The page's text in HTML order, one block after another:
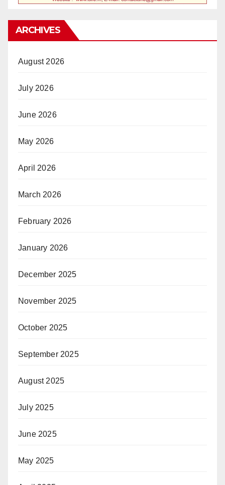
ARCHIVES
August 2026
July 2026
June 2026
May 2026
April 2026
March 2026
February 2026
January 2026
December 2025
November 2025
October 2025
September 2025
August 2025
July 2025
June 2025
May 2025